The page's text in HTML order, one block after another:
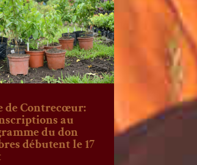
de Contrecœur:
au
du don
débutent le 17